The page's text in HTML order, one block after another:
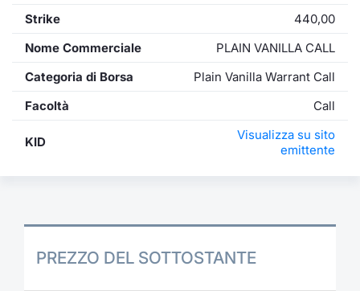
Strike
440,00
Nome Commerciale
PLAIN VANILLA CALL
Categoria di Borsa
Plain Vanilla Warrant Call
Facoltà
Call
KID
Visualizza su sito
emittente
PREZZO DEL SOTTOSTANTE